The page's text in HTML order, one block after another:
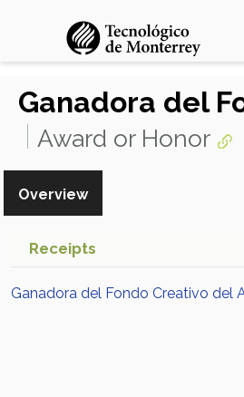
Ganadora del
Award or Honor
Overview
Receipts
Ganadora del Fondo Creativo del